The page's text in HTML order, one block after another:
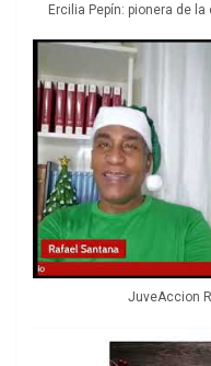
Ercilia Pepín: pionera de
JuveAccion